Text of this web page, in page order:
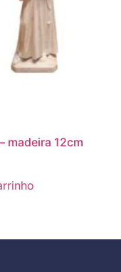
madeira 12cm